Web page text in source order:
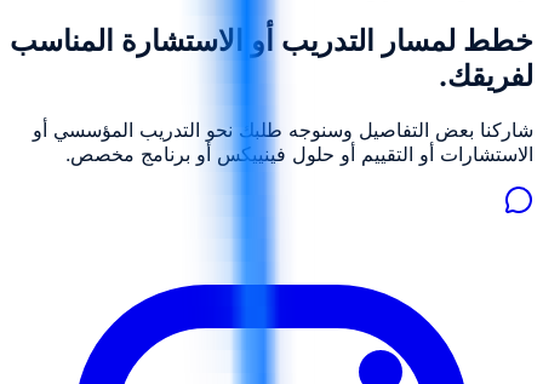
والاستشاريين ومتخصصي تكنولوجيا المعلومات المشاركين في
تهيئة أو تنفيذ أو دعم إدارة رأس المال البشري من SAP.
خطط لمسار التدريب أو الاستشارة المناسب
لفريقك.
شاركنا بعض التفاصيل وسنوجه طلبك نحو التدريب المؤسسي أو
الاستشارات أو التقييم أو حلول فينييكس أو برنامج مخصص.